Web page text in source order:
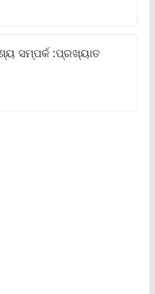
ସମ୍ପର୍କ :ପ୍ରଖ୍ୟାତ